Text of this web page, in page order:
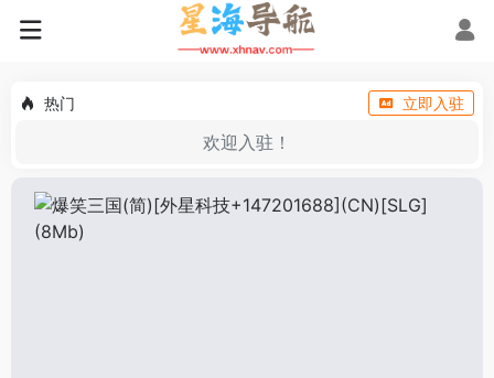
热门 立即入驻
欢迎入驻！